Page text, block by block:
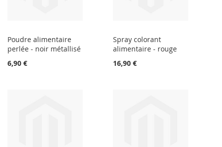
Poudre alimentaire
perlée - noir métallisé
6,90 €
Spray colorant
alimentaire - rouge
16,90 €